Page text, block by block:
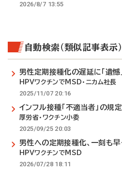
2026/8/7 13:55
自動検索（類似記事表示）
男性定期接種化の遅延に「遺憾
HPVワクチンでMSD・ニカム社長
2025/11/07 20:16
インフル接種「不適当者」の規
厚労省・ワクチン小委
2025/09/25 20:03
男性への定期接種化、一刻も早
HPVワクチンでMSD
2026/07/28 18:11